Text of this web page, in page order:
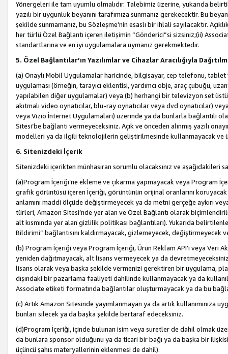
Yönergeleri ile tam uyumlu olmalıdır. Talebimiz üzerine, yukarıda
yazılı bir uygunluk beyanını tarafımıza sunmanız gerekecektir. Bu
şekilde sunmamanız, bu Sözleşme’nin esaslı bir ihlali sayılacaktır.
her türlü Özel Bağlantı içeren iletişimin “Gönderici”si sizsiniz;(ii)
standartlarına ve en iyi uygulamalara uymanız gerekmektedir.
5. Özel Bağlantılar’ın Yazılımlar ve Cihazlar Aracılığıyla
(a) Onaylı Mobil Uygulamalar haricinde, bilgisayar, cep telefonu,
uygulaması (örneğin, tarayıcı eklentisi, yardımcı obje, araç çubuğu,
yapılabilen diğer uygulamalar) veya (b) herhangi bir televizyon set
akıtmalı video oynatıcılar, blu-ray oynatıcılar veya dvd oynatıcılar)
veya Vizio İnternet Uygulamaları) üzerinde ya da bunlarla bağlantılı
Sitesi’be bağlantı vermeyeceksiniz. Açık ve önceden alınmış yazılı
modelleri ya da ilgili teknolojilerin geliştirilmesinde kullanmayacak ve
6. Sitenizdeki İçerik
Sitenizdeki içerikten münhasıran sorumlu olacaksınız ve aşağıdakileri
(a)Program İçeriği’ne ekleme ve çıkarma yapmayacak veya Program
grafik görüntüsü içeren İçeriği, görüntünün orijinal oranlarını
anlamını maddi ölçüde değiştirmeyecek ya da metni gerçeğe aykırı
türleri, Amazon Sitesi’nde yer alan ve Özel Bağlantı olarak
alt kısmında yer alan gizlilik politikası bağlantıları). Yukarıda
Bildirimi” bağlantısını kaldırmayacak, gizlemeyecek,
(b) Program İçeriği veya Program İçeriği, Ürün Reklam API’ı veya Veri
yeniden dağıtmayacak, alt lisans vermeyecek ya da
lisans olarak veya başka şekilde vermenizi gerektiren bir uygulama,
dışındaki bir pazarlama faaliyeti dahilinde kullanmayacak ya da
Associate etiketi formatında bağlantılar oluşturmayacak ya da bu
(c) Artık Amazon Sitesinde yayımlanmayan ya da artık kullanımınıza
bunları silecek ya da başka şekilde bertaraf edeceksiniz.
(d)Program İçeriği, içinde bulunan isim veya suretler de dahil olmak
da bunlara sponsor olduğunu ya da ticari bir bağı ya da başka bir
üçüncü şahıs materyallerinin eklenmesi de dahil).